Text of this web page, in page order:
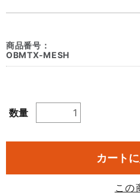
商品番号：
OBMTX-MESH
数量
カート
この